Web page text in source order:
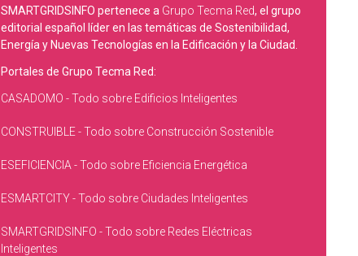
SMARTGRIDSINFO pertenece a Grupo Tecma Red, el grupo
editorial español líder en las temáticas de Sostenibilidad,
Energía y Nuevas Tecnologías en la Edificación y la Ciudad.
Portales de Grupo Tecma Red:
CASADOMO - Todo sobre Edificios Inteligentes
CONSTRUIBLE - Todo sobre Construcción Sostenible
ESEFICIENCIA - Todo sobre Eficiencia Energética
ESMARTCITY - Todo sobre Ciudades Inteligentes
SMARTGRIDSINFO - Todo sobre Redes Eléctricas
Inteligentes